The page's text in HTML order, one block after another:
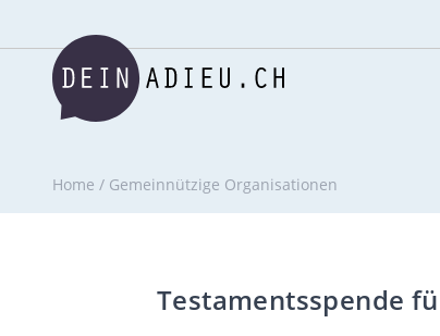
Home / Gemeinnützige Organisationen
Testamentsspende